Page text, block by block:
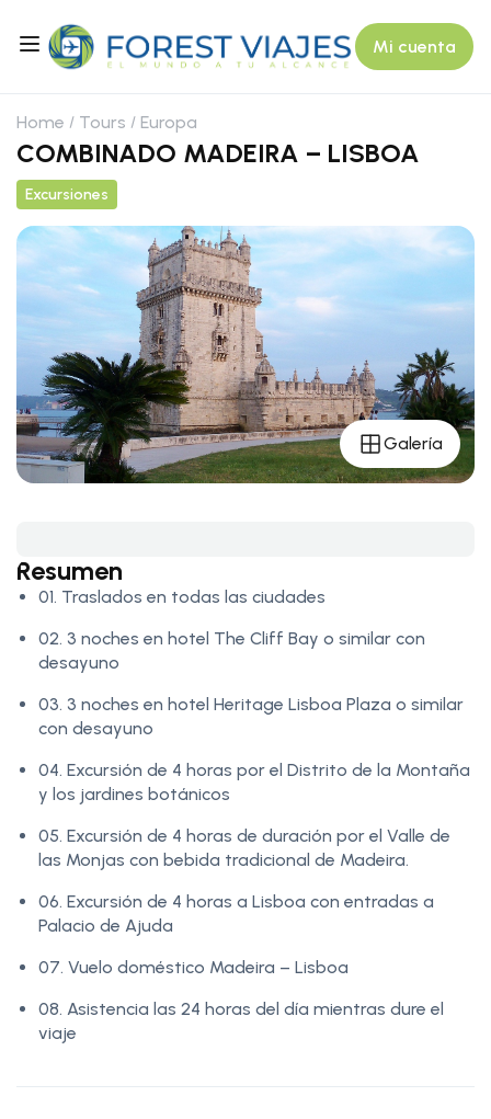
Mi cuenta
Home Tours Europa
COMBINADO MADEIRA – LISBOA
Excursiones
Galería
Resumen
01. Traslados en todas las ciudades
02. 3 noches en hotel The Cliff Bay o similar con
desayuno
03. 3 noches en hotel Heritage Lisboa Plaza o similar
con desayuno
04. Excursión de 4 horas por el Distrito de la Montaña
y los jardines botánicos
05. Excursión de 4 horas de duración por el Valle de
las Monjas con bebida tradicional de Madeira.
06. Excursión de 4 horas a Lisboa con entradas a
Palacio de Ajuda
07. Vuelo doméstico Madeira – Lisboa
08. Asistencia las 24 horas del día mientras dure el
viaje